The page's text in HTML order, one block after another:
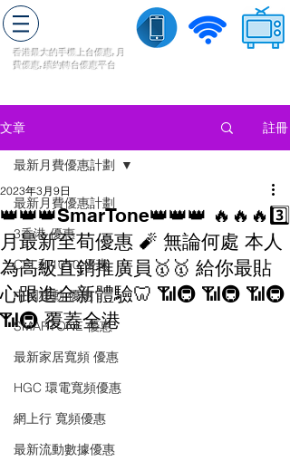
香港最大的手機上台優惠, 月
費優惠,續約轉台優惠平台
文章 註冊
最新月費優惠計劃
3香港 優惠
CSL和1010 優惠
中國移動 優惠
SMARTONE 優惠
最新家居寬頻 優惠
HGC 環電寬頻優惠
網上行 寬頻優惠
最新流動數據優惠
最新月費優惠計劃
👑👑👑SmarTone👑👑👑 🔥🔥🔥3️⃣
月最新至荀優惠 🧨 無論何處 本人
為高級直銷推廣員🥇🥇 給你最貼
心跟進全新體驗🦷 📶🚇 📶🚇 📶🚇
📶🚇 覆蓋全港
2023年3月9日